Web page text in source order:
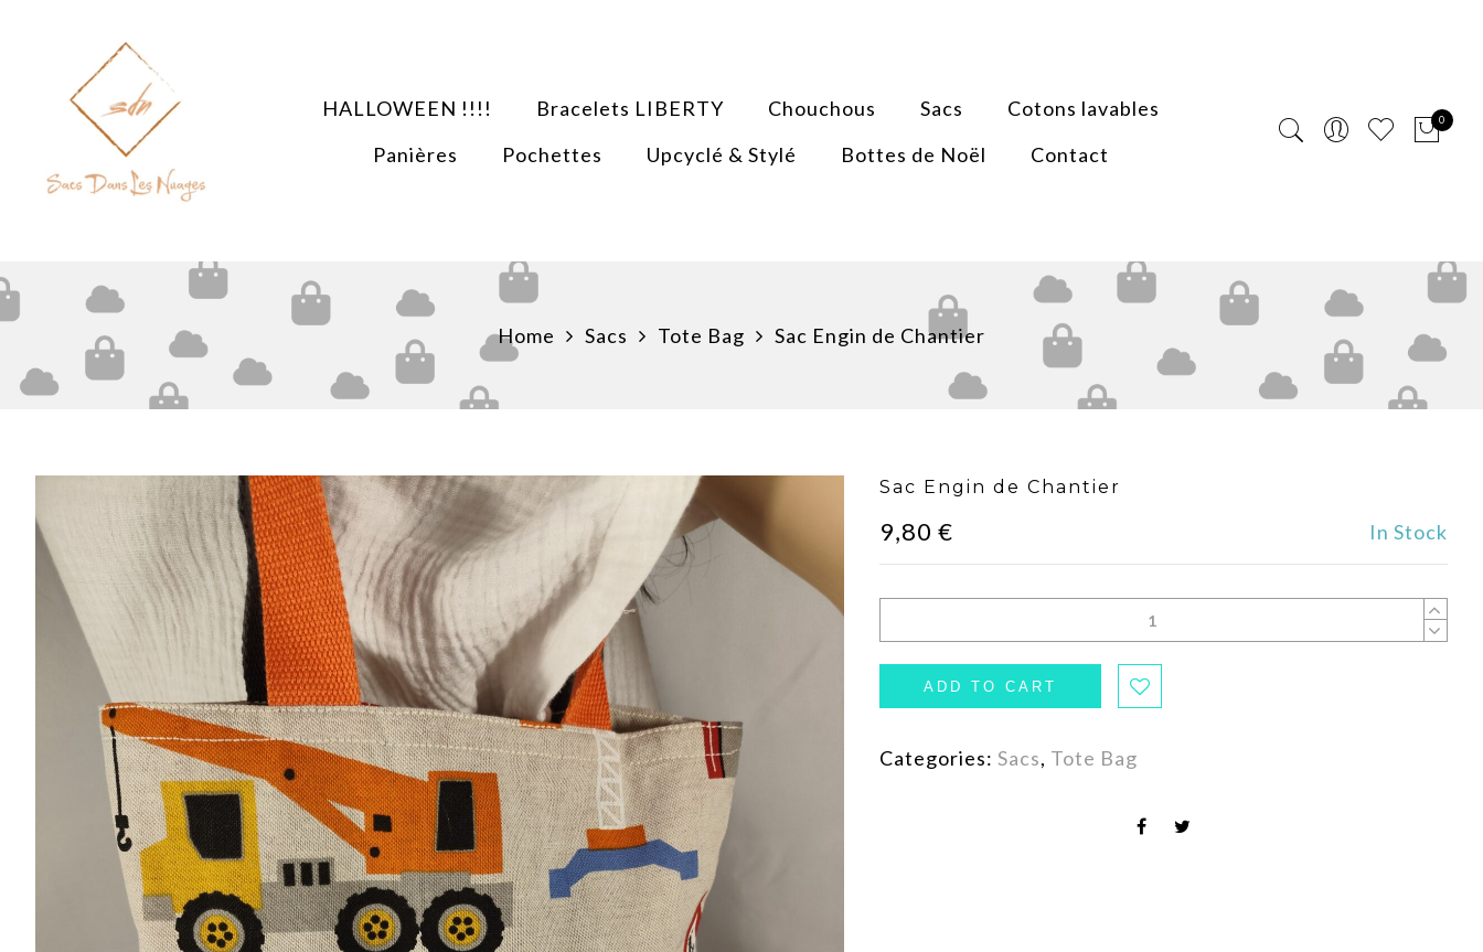
HALLOWEEN !!!! Bracelets LIBERTY Chouchous Sacs
Cotons lavables
Panières
Pochettes Upcyclé & Stylé Bottes de Noël Contact
0
Home Sacs Tote Bag Sac Engin de Chantier
Sac Engin de Chantier
9,80€ In Stock
ADD TO CART
Categories:Sacs, Tote Bag